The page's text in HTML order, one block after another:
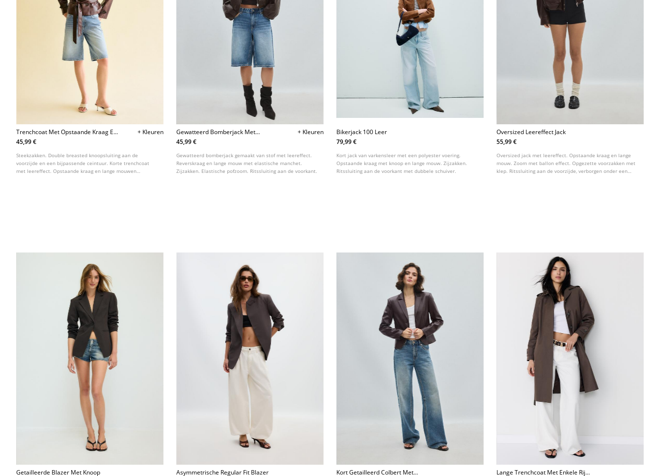
Trenchcoat Met Opstaande Kraag En
Leereffect
+ Kleuren
45,99 €
Steekzakken. Double breasted knoopsluiting aan de
voorzijde en een bijpassende ceintuur. Korte trenchcoat
met leereffect. Opstaande kraag en lange mouwen
Gewatteerd Bomberjack Met
Leereffect
+ Kleuren
45,99 €
Gewatteerd bomberjack gemaakt van stof met leereffect.
Reverskraag en lange mouw met elastische manchet.
Zijzakken. Elastische pofzoom. Ritssluiting aan de voorkant.
Bikerjack 100 Leer
79,99 €
Kort jack van varkensleer met een polyester voering.
Opstaande kraag met knoop en lange mouw. Zijzakken.
Ritssluiting aan de voorkant met dubbele schuiver.
Oversized Leereffect Jack
55,99 €
Oversized jack met leereffect. Opstaande kraag en lange
mouw. Zoom met ballon effect. Opgezette voorzakken met
klep. Ritssluiting aan de voorzijde, verborgen onder een
Getailleerde Blazer Met Knoop
Asymmetrische Regular Fit Blazer
Kort Getailleerd Colbert Met
Lange Trenchcoat Met Enkele Rij